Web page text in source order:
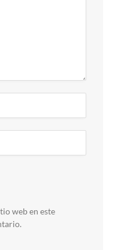
web en este